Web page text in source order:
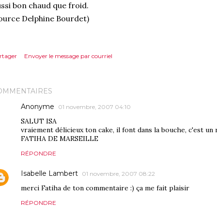
bon chaud que froid.
Delphine Bourdet)
Envoyer le message par courriel
Anonyme
01 novembre, 2007 04:10
SALUT ISA
vraiement délicieux ton cake, il font dans la bouche, c'est un
FATIHA DE MARSEILLE
RÉPONDRE
Isabelle Lambert 01 novembre, 2007 08:22
merci Fatiha de ton commentaire :) ça me fait plaisir
RÉPONDRE